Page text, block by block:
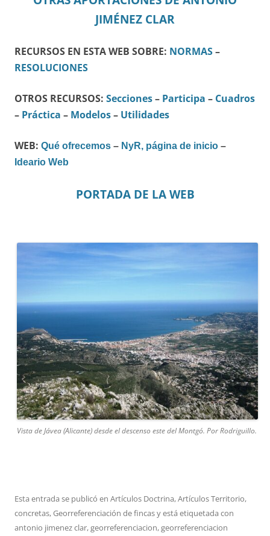
JIMÉNEZ CLAR
RECURSOS EN ESTA WEB SOBRE: NORMAS–
RESOLUCIONES
OTROS RECURSOS: Secciones– Participa – Cuadros
– Práctica – Modelos– Utilidades
WEB: Qué ofrecemos – NyR, página de inicio –
Ideario Web
PORTADA DE LA WEB
Vista de Jávea (Alicante) desde el descenso este del Montgó. Por Rodriguillo.
Esta entrada se publicó en Artículos Doctrina,Artículos Territorio,
concretas,Georreferenciación de fincasy está etiquetada con
antonio jimenez clar,georreferenciacion,georreferenciacion